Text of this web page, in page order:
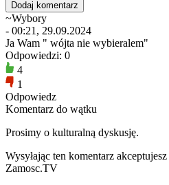
~Wybory
- 00:21, 29.09.2024
Ja Wam " wójta nie wybieralem"
Odpowiedzi: 0
4
1
Odpowiedz
Komentarz do wątku
Prosimy o kulturalną dyskusję.
Wysyłając ten komentarz akceptujesz
Zamosc.TV